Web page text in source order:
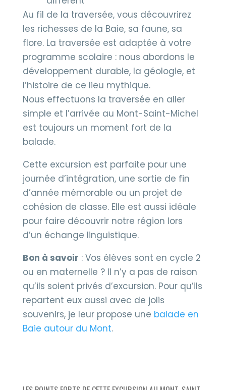
Au fil de la traversée, vous découvrirez
les richesses de la Baie, sa faune, sa
flore. La traversée est adaptée à votre
programme scolaire : nous abordons le
développement durable, la géologie, et
l’histoire de ce lieu mythique.
Nous effectuons la traversée en aller
simple et l’arrivée au Mont-Saint-Michel
est toujours un moment fort de la
balade.
Cette excursion est parfaite pour une
journée d’intégration, une sortie de fin
d’année mémorable ou un projet de
cohésion de classe. Elle est aussi idéale
pour faire découvrir notre région lors
d’un échange linguistique.
Bon à savoir : Vos élèves sont en cycle 2
ou en maternelle ? Il n’y a pas de raison
qu’ils soient privés d’excursion. Pour qu’ils
repartent eux aussi avec de jolis
souvenirs, je leur propose une balade en
Baie autour du Mont.